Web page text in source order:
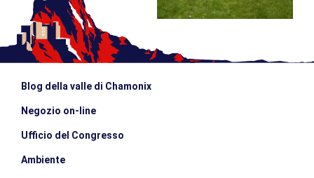
Blog della valle di Chamonix
Negozio on-line
Ufficio del Congresso
Ambiente